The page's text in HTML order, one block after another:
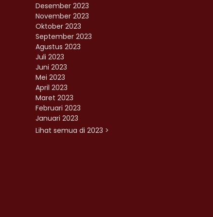
Desember 2023
November 2023
Oktober 2023
September 2023
Agustus 2023
Juli 2023
Juni 2023
Mei 2023
April 2023
Maret 2023
Februari 2023
Januari 2023
Lihat semua di 2023 >